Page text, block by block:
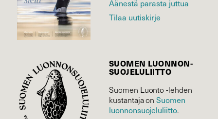
Äänestä parasta juttua
Tilaa uutiskirje
SUOMEN LUONNON­
SUOJELU­LIITTO
Suomen Luonto -lehden
kustantaja onSuomen
luonnonsuojelu­liitto.